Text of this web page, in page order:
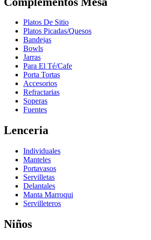
Platos De Sitio
Platos Picadas/Quesos
Bandejas
Bowls
Jarras
Para El Té/Cafe
Porta Tortas
Accesorios
Refractarias
Soperas
Fuentes
Lenceria
Individuales
Manteles
Portavasos
Servilletas
Delantales
Manta Marroqui
Servilleteros
Niños